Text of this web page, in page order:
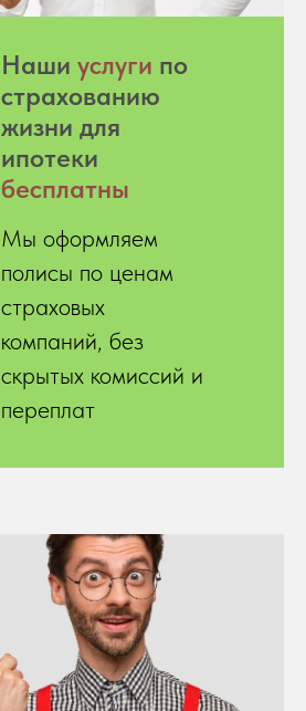
Hаши услуги по
страхованию
жизни для
ипотеки
бесплатны
Мы оформляем
полисы по ценам
страховых
компаний, без
скрытых комиссий и
переплат